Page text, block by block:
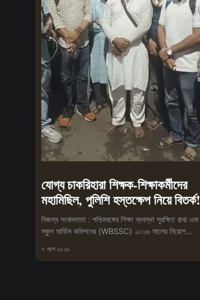
যোগ্য চাকরিহারা শিক্ষক-শিক্ষাকর্মীদের
মহামিছিল, পুলিশি হস্তক্ষেপ নিয়ে বিতর্ক!
নিজস্ব সংবাদদাতা : পশ্চিমবঙ্গের শিক্ষা ব্যবস্থা সুরক্ষিত রাখা এবং
স্কুল সার্ভিস কমিশনের (WBSSC) ২০১৬ সালের নিয়োগ
৭ আগ ২০২৬